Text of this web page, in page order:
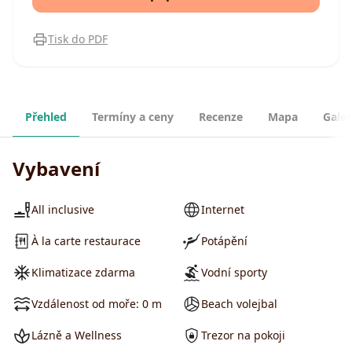
Tisk do PDF
Přehled Termíny a ceny Recenze Mapa
Vybavení
All inclusive
À la carte restaurace
Klimatizace zdarma
Vzdálenost od moře: 0 m
Lázně a Wellness
Internet
Potápění
Vodní sporty
Beach volejbal
Trezor na pokoji